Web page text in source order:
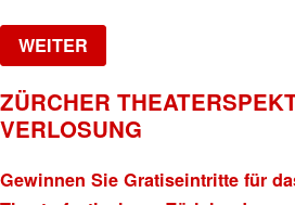
WEITER
ZÜRCHER
VERLOSUNG
Gewinnen Sie Gratiseintritte für